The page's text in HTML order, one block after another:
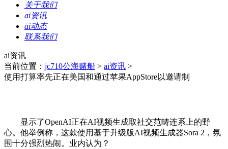
关于我们
ai资讯
ai动态
联系我们
ai资讯
当前位置： jc710公海赌船 > ai资讯 >
使用打算率先正在美国和通过苹果AppStore以邀请制
显示了OpenAI正在AI视频生成取社交范畴连系上的野
心。他举例称，这款使用基于升级版AI视频生成器Sora 2，氛
围十分强烈热闹。业内认为？